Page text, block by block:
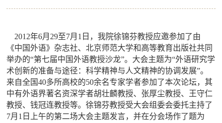
2012年6月 29至7月 1 日 ，我院徐锦芬教授应邀参加了由
《中国外语》杂志社、北京师范大学和高等教育出版社共同
举办的“第七届中国外语教授沙龙”。大会主题为“外语研究学
术创新的准备与途径：科学精神与人文精神的协调发展”。
来自全国40多所高校的50余名专家学者参加了本次论坛，其
中有外语界著名资深学者胡壮麟教授、张厚尘教授、王守仁
教授、钱冠连教授等。徐锦芬教授受大会组委会委托主持了
7月 1 日 上午的第二场大会主题发言，并在分会场作了题为